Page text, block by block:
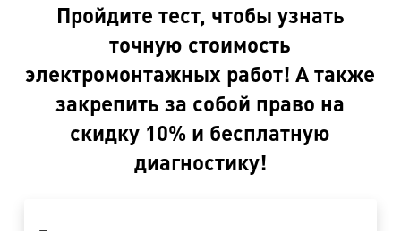
Пройдите тест, чтобы узнать
точную стоимость
электромонтажных работ! А также
закрепить за собой право на
скидку 10% и бесплатную
диагностику!